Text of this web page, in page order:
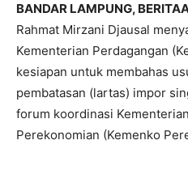
BANDAR LAMPUNG,
Rahmat Mirzani Djausal
Kementerian Perdagangan
kesiapan untuk membahas
pembatasan (lartas) impor
forum koordinasi
Perekonomian (Kemenko